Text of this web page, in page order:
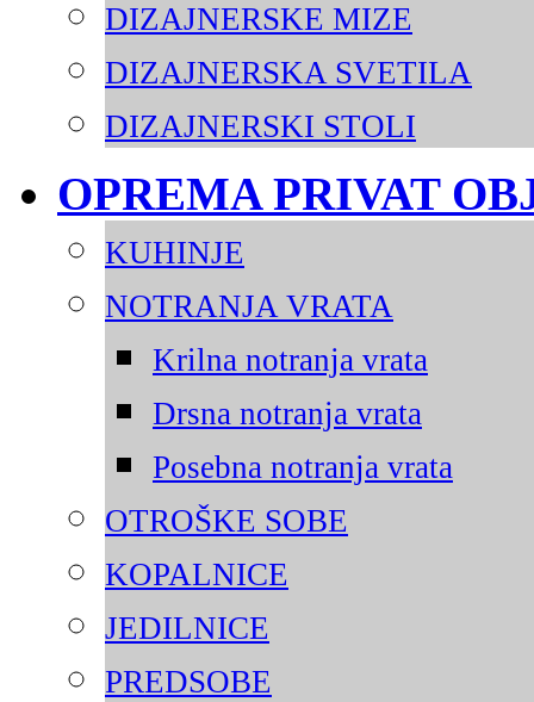
DIZAJNERSKE MIZE
DIZAJNERSKA SVETILA
DIZAJNERSKI STOLI
OPREMA PRIVAT
KUHINJE
NOTRANJA VRATA
Krilna notranja vrata
Drsna notranja vrata
Posebna notranja vrata
OTROŠKE SOBE
KOPALNICE
JEDILNICE
PREDSOBE